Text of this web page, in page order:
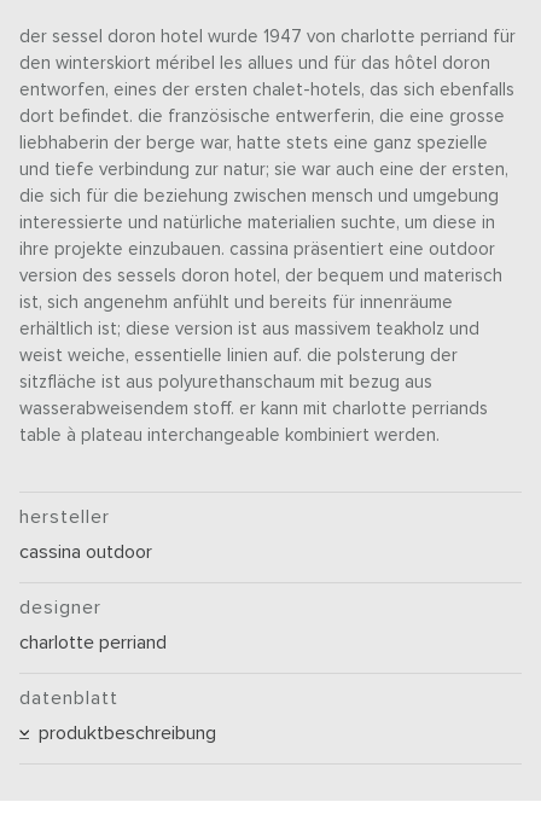
der sessel doron hotel wurde 1947 von charlotte perriand für
den winterskiort méribel les allues und für das hôtel doron
entworfen, eines der ersten chalet-hotels, das sich ebenfalls
dort befindet. die französische entwerferin, die eine grosse
liebhaberin der berge war, hatte stets eine ganz spezielle
und tiefe verbindung zur natur; sie war auch eine der ersten,
die sich für die beziehung zwischen mensch und umgebung
interessierte und natürliche materialien suchte, um diese in
ihre projekte einzubauen. cassina präsentiert eine outdoor
version des sessels doron hotel, der bequem und materisch
ist, sich angenehm anfühlt und bereits für innenräume
erhältlich ist; diese version ist aus massivem teakholz und
weist weiche, essentielle linien auf. die polsterung der
sitzfläche ist aus polyurethanschaum mit bezug aus
wasserabweisendem stoff. er kann mit charlotte perriands
table à plateau interchangeable kombiniert werden.
hersteller
cassina outdoor
designer
charlotte perriand
datenblatt
produktbeschreibung